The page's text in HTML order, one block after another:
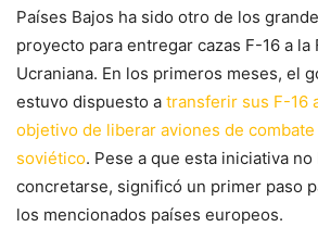
Países Bajos ha sido otro de los
proyecto para entregar cazas F-16 a la
Ucraniana. En los primeros meses, el
estuvo dispuesto a transferir sus F-16
objetivo de liberar aviones de
soviético. Pese a que esta iniciativa no
concretarse, significó un primer paso
los mencionados países europeos.